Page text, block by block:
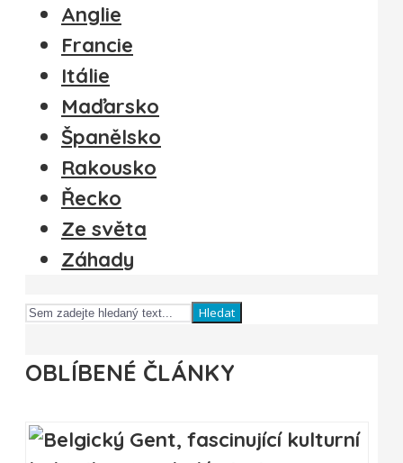
Anglie
Francie
Itálie
Maďarsko
Španělsko
Rakousko
Řecko
Ze světa
Záhady
Hledat
OBLÍBENÉ ČLÁNKY